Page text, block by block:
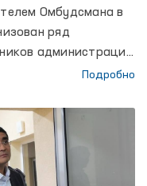
Омбудсмана в
ряд
администраций
№№ 1, 17 и 20,
депутат
народных
Подробно